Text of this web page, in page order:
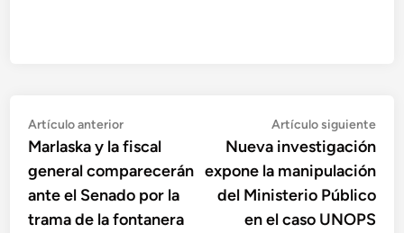
Navegación
de
entradas
Artículo anteriorArtículo
anterior:
Marlaska y la fiscal
general comparecerán
ante el Senado por la
trama de la fontanera
Artículo siguiente
Nueva investigación
expone la manipulación
del Ministerio Público
en el caso UNOPS